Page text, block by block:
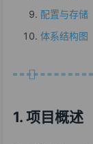
配置与存储
体系结构图
1. 项目概述